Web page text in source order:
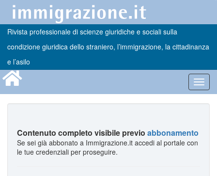
Rivista professionale di scienze giuridiche e sociali sulla
condizione giuridica dello straniero, l’immigrazione, la cittadinanza
e l’asilo
Contenuto completo visibile previo abbonamento
Se sei già abbonato a Immigrazione.it accedi al portale con
le tue credenziali per proseguire.